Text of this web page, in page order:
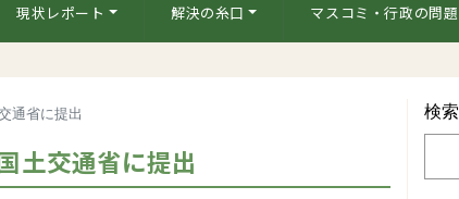
現状レポート 解決の糸口 マスコミ・行政の問題
通省に提出
土交通省に提出
検索